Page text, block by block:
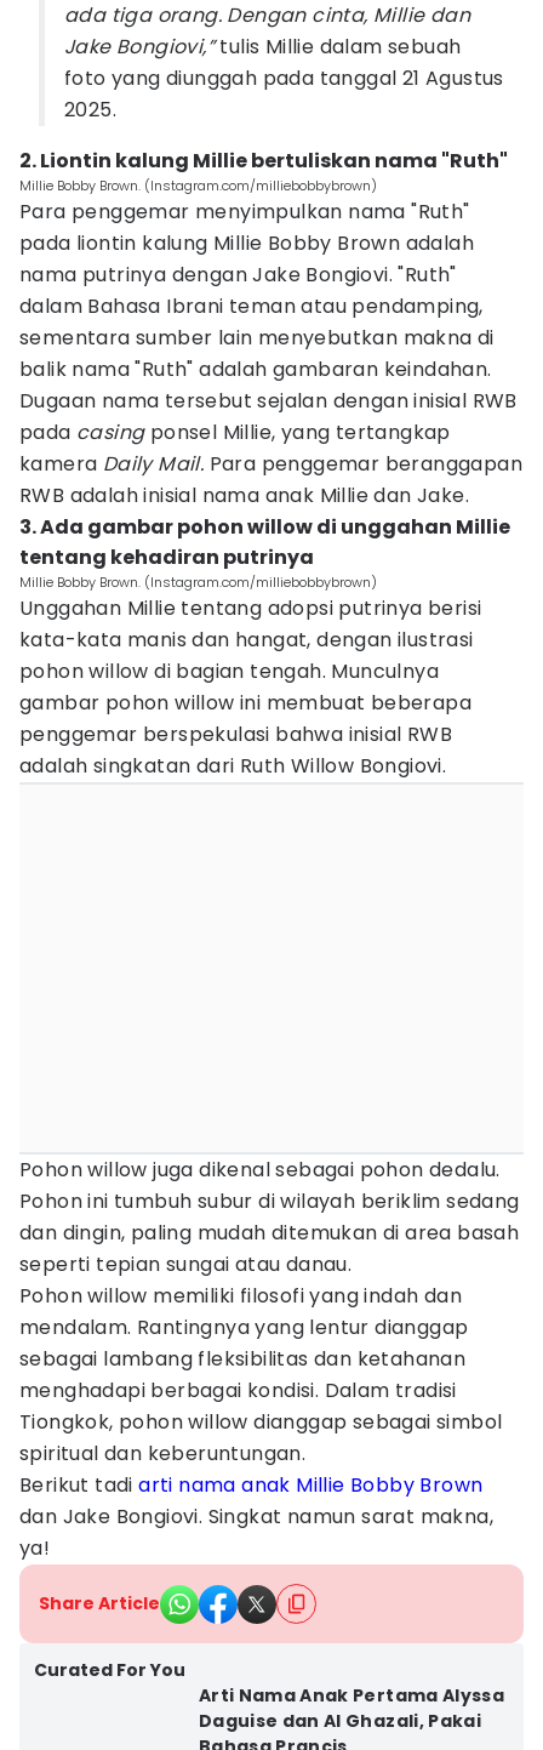
ada tiga orang. Dengan cinta, Millie dan
Jake Bongiovi,”tulis Millie dalam sebuah
foto yang diunggah pada tanggal 21 Agustus
2025.
2. Liontin kalung Millie bertuliskan nama "Ruth"
Millie Bobby Brown. (Instagram.com/milliebobbybrown)
Para penggemar menyimpulkan nama "Ruth"
pada liontin kalung Millie Bobby Brown adalah
nama putrinya dengan Jake Bongiovi. "Ruth"
dalam Bahasa Ibrani teman atau pendamping,
sementara sumber lain menyebutkan makna di
balik nama "Ruth" adalah gambaran keindahan.
Dugaan nama tersebut sejalan dengan inisial RWB
pada casing ponsel Millie, yang tertangkap
kamera Daily Mail. Para penggemar beranggapan
RWB adalah inisial nama anak Millie dan Jake.
3. Ada gambar pohon willow di unggahan Millie
tentang kehadiran putrinya
Millie Bobby Brown. (Instagram.com/milliebobbybrown)
Unggahan Millie tentang adopsi putrinya berisi
kata-kata manis dan hangat, dengan ilustrasi
pohon willow di bagian tengah. Munculnya
gambar pohon willow ini membuat beberapa
penggemar berspekulasi bahwa inisial RWB
adalah singkatan dari Ruth Willow Bongiovi.
Pohon willow juga dikenal sebagai pohon dedalu.
Pohon ini tumbuh subur di wilayah beriklim sedang
dan dingin, paling mudah ditemukan di area basah
seperti tepian sungai atau danau.
Pohon willow memiliki filosofi yang indah dan
mendalam. Rantingnya yang lentur dianggap
sebagai lambang fleksibilitas dan ketahanan
menghadapi berbagai kondisi. Dalam tradisi
Tiongkok, pohon willow dianggap sebagai simbol
spiritual dan keberuntungan.
Berikut tadiarti nama anak Millie Bobby Brown
dan Jake Bongiovi. Singkat namun sarat makna,
ya!
Share Article
Curated For You
Arti Nama Anak Pertama Alyssa
Daguise dan Al Ghazali, Pakai